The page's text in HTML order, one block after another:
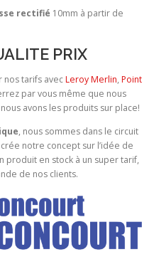
rectifié 10mm à partir de
PRIX
nos tarifs avecLeroy Merlin, Point
par vous même que nous
avons les produits sur place!
, nous sommes dans le circuit
notre concept sur l’idée de
produit en stock à un super tarif,
de nos clients.